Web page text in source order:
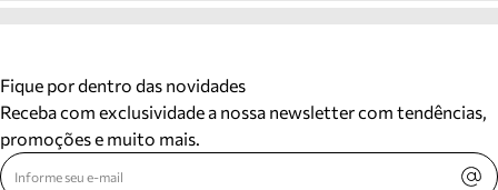
Fique por dentro das novidades
Receba com exclusividade a nossa newsletter com tendências,
promoções e muito mais.